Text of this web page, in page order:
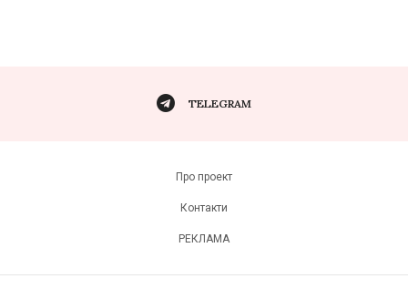
TELEGRAM
Про проект
Контакти
РЕКЛАМА